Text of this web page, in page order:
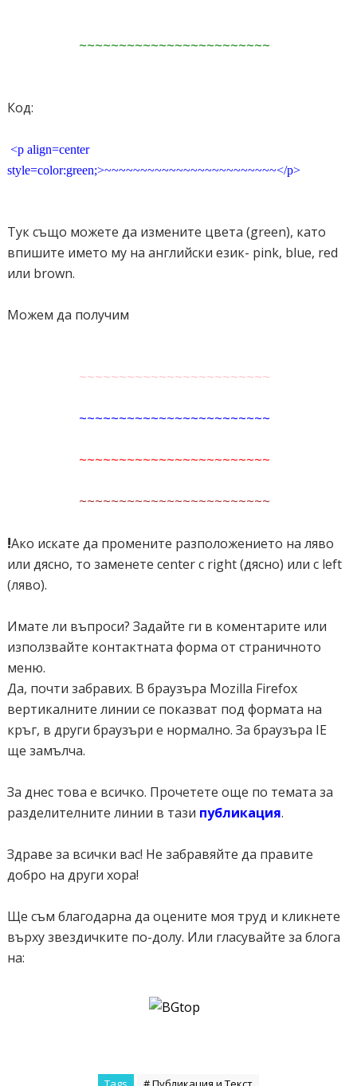
~~~~~~~~~~~~~~~~~~~~~~~~
Код:
<p align=center
style=color:green;>~~~~~~~~~~~~~~~~~~~~~~~~</p>
Тук също можете да измените цвета (green), като
впишите името му на английски език- pink, blue, red
или brown.
Можем да получим
~~~~~~~~~~~~~~~~~~~~~~~~
~~~~~~~~~~~~~~~~~~~~~~~~
~~~~~~~~~~~~~~~~~~~~~~~~
~~~~~~~~~~~~~~~~~~~~~~~~
!Ако искате да промените разположението на ляво
или дясно, то заменете center с right (дясно) или с left
(ляво).
Имате ли въпроси? Задайте ги в коментарите или
използвайте контактната форма от страничното
меню.
Да, почти забравих. В браузъра Mozilla Firefox
вертикалните линии се показват под формата на
кръг, в други браузъри е нормално. За браузъра IE
ще замълча.
За днес това е всичко. Прочетете още по темата за
разделителните линии в тази публикация.
Здраве за всички вас! Не забравяйте да правите
добро на други хора!
Ще съм благодарна да оцените моя труд и кликнете
върху звездичките по-долу. Или гласувайте за блога
на: